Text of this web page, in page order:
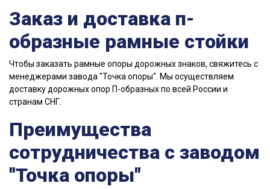
Заказ и доставка п-
образные рамные стойки
Чтобы заказать рамные опоры дорожных знаков, свяжитесь с
менеджерами завода "Точка опоры". Мы осуществляем
доставку дорожных опор П-образных по всей России и
странам СНГ.
Преимущества
сотрудничества с заводом
"Точка опоры"